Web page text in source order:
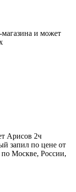
магазина и может
Арисов 2ч
запил по цене от
по Москве, России,